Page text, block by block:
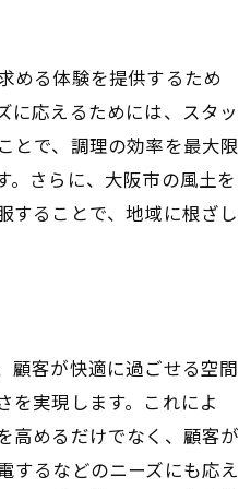
める体験を提供するため
に応えるためには、スタッ
とで、調理の効率を最大限
。さらに、大阪市の風土を
することで、地域に根ざし
顧客が快適に過ごせる空間
を実現します。これによ
高めるだけでなく、顧客が
するなどのニーズにも応え